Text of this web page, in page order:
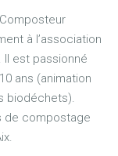
à l’association
Il est passionné
ans (animation
biodéchets).
de compostage